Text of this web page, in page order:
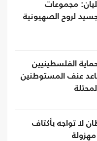
مجموعات
لروح الصهيونية
الفلسطينيين
عنف المستوطنين
لا تواجه بأكتاف